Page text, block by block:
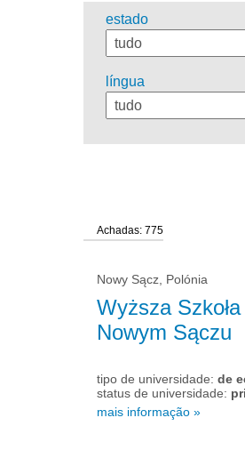
estado
língua
Achadas: 775
Nowy Sącz, Polónia
Wyższa
Nowym Sączu
tipo de universidade: de
status de universidade:
mais informação »